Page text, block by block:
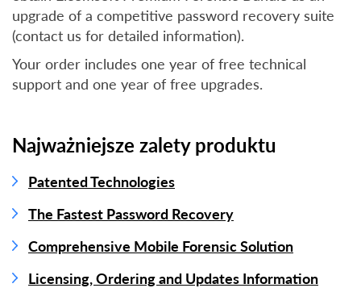
upgrade of a competitive password recovery suite
(contact us for detailed information).
Your order includes one year of free technical
support and one year of free upgrades.
Najważniejsze zalety produktu
Patented Technologies
The Fastest Password Recovery
Comprehensive Mobile Forensic Solution
Licensing, Ordering and Updates Information